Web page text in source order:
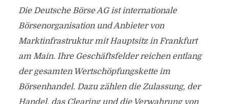
Die Deutsche Börse AG ist internationale
Börsenorganisation und Anbieter von
Marktinfrastruktur mit Hauptsitz in Frankfurt
am Main. Ihre Geschäftsfelder reichen entlang
der gesamten Wertschöpfungskette im
Börsenhandel. Dazu zählen die Zulassung, der
Handel, das Clearing und die Verwahrung von